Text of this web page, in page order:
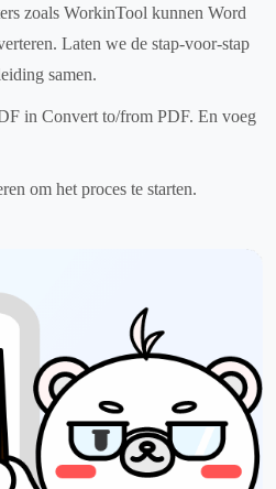
zoals WorkinTool kunnen Word
Laten we de stap-voor-stap
samen.
in Convert to/from PDF. En voeg
om het proces te starten.